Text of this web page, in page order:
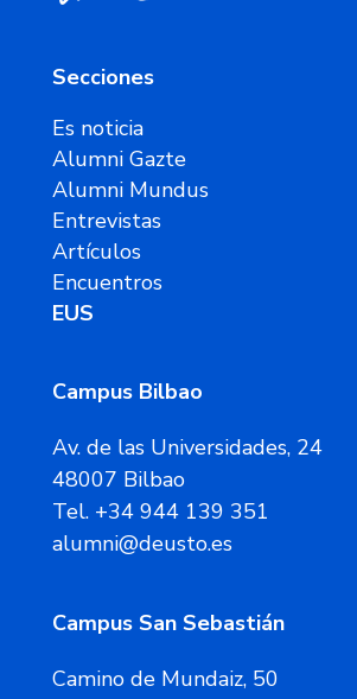
Secciones
Es noticia
Alumni Gazte
Alumni Mundus
Entrevistas
Artículos
Encuentros
EUS
Campus Bilbao
Av. de las Universidades, 24
48007 Bilbao
Tel. +34 944 139 351
alumni@deusto.es
Campus San Sebastián
Camino de Mundaiz, 50